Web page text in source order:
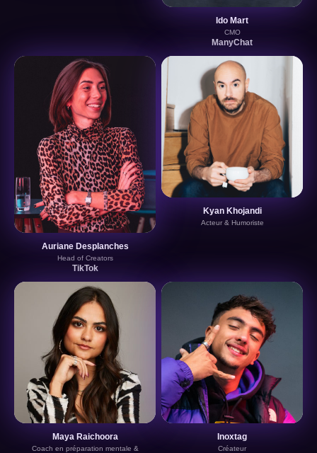
Ido Mart
CMO
ManyChat
Auriane Desplanches
Head of Creators
TikTok
Kyan Khojandi
Acteur & Humoriste
Maya Raichoora
Coach en préparation mentale &
Inoxtag
Créateur